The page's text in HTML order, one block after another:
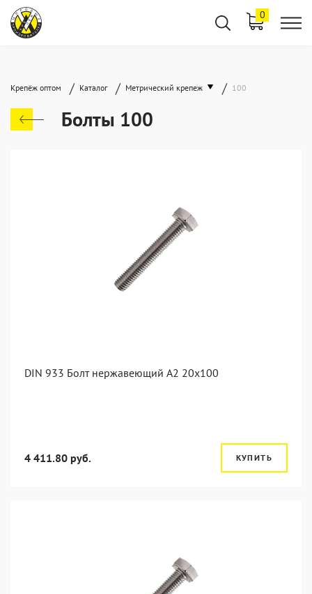
0
Крепёж оптом / Каталог / Метрический крепеж / 100
Болты 100
DIN 933 Болт нержавеющий А2 20х100
4 411.80 руб. КУПИТЬ